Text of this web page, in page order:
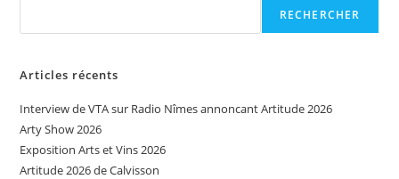
RECHERCHER
Articles récents
Interview de VTA sur Radio Nîmes annoncant Artitude 2026
Arty Show 2026
Exposition Arts et Vins 2026
Artitude 2026 de Calvisson